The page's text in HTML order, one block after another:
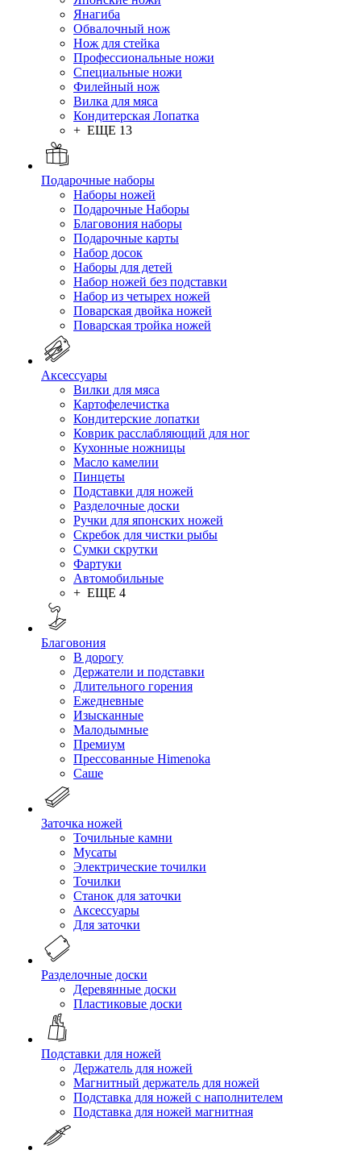
Янагиба
Обвалочный нож
Нож для стейка
Профессиональные ножи
Специальные ножи
Филейный нож
Вилка для мяса
Кондитерская Лопатка
+ ЕЩЕ 13
Подарочные наборы
Наборы ножей
Подарочные Наборы
Благовония наборы
Подарочные карты
Набор досок
Наборы для детей
Набор ножей без подставки
Набор из четырех ножей
Поварская двойка ножей
Поварская тройка ножей
Аксессуары
Вилки для мяса
Картофелечистка
Кондитерские лопатки
Коврик расслабляющий для ног
Кухонные ножницы
Масло камелии
Пинцеты
Подставки для ножей
Разделочные доски
Ручки для японских ножей
Скребок для чистки рыбы
Сумки скрутки
Фартуки
Автомобильные
+ ЕЩЕ 4
Благовония
В дорогу
Держатели и подставки
Длительного горения
Ежедневные
Изысканные
Малодымные
Премиум
Прессованные Himenoka
Саше
Заточка ножей
Точильные камни
Мусаты
Электрические точилки
Точилки
Станок для заточки
Аксессуары
Для заточки
Разделочные доски
Деревянные доски
Пластиковые доски
Подставки для ножей
Держатель для ножей
Магнитный держатель для ножей
Подставка для ножей с наполнителем
Подставка для ножей магнитная